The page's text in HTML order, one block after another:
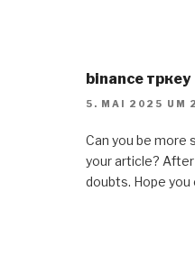
binance тркеу
5. MAI 2025 UM
Can you be
your article?
doubts. Hope you